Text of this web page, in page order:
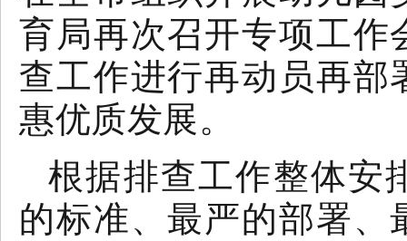
育局再次召开专项工作
查工作进行再动员再部
惠优质发展。
根据排查工作整体安
的标准、最严的部署、